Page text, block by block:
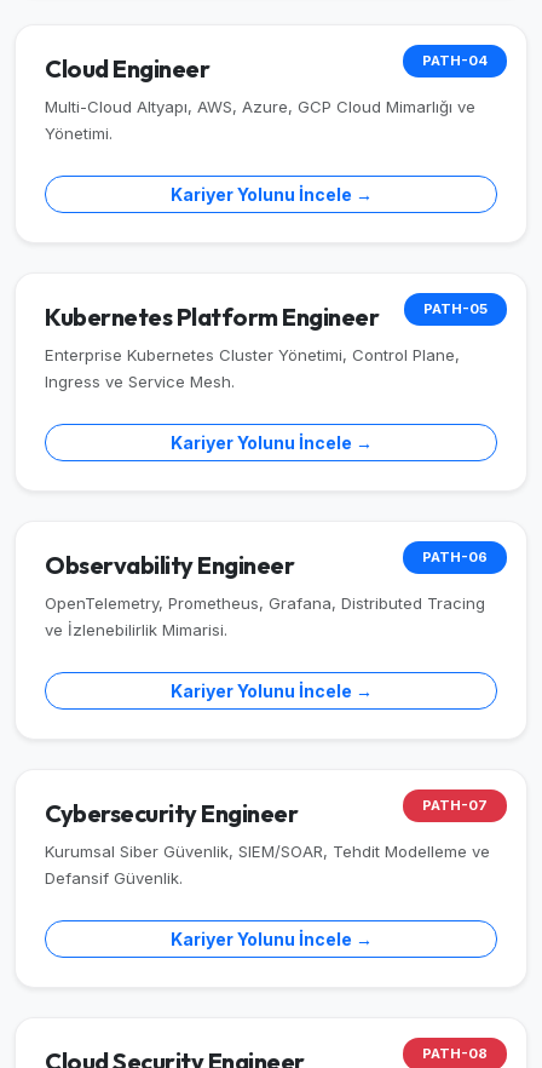
PATH-04
Cloud Engineer
Multi-Cloud Altyapı, AWS, Azure, GCP Cloud Mimarlığı ve
Yönetimi.
Kariyer Yolunu İncele →
PATH-05
Kubernetes Platform Engineer
Enterprise Kubernetes Cluster Yönetimi, Control Plane,
Ingress ve Service Mesh.
Kariyer Yolunu İncele →
PATH-06
Observability Engineer
OpenTelemetry, Prometheus, Grafana, Distributed Tracing
ve İzlenebilirlik Mimarisi.
Kariyer Yolunu İncele →
PATH-07
Cybersecurity Engineer
Kurumsal Siber Güvenlik, SIEM/SOAR, Tehdit Modelleme ve
Defansif Güvenlik.
Kariyer Yolunu İncele →
PATH-08
Cloud Security Engineer